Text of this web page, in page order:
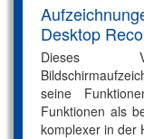
Desktop
Dieses
seine
Funktionen als
komplexer in der